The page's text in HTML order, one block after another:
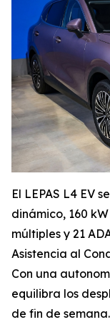
El LEPAS L4 EV
dinámico, 160
múltiples y 21
Asistencia al
Con una
equilibra los
de fin de semana.